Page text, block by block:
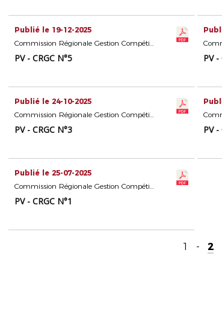
Publié le 19-12-2025
Commission Régionale Gestion Compétitions Seniors
PV - CRGC N°5 PV -
Publié le 24-10-2025
Commission Régionale Gestion Compétitions Seniors
PV - CRGC N°3 PV -
Publié le 25-07-2025
Commission Régionale Gestion Compétitions Seniors
PV - CRGC N°1
1 - 2